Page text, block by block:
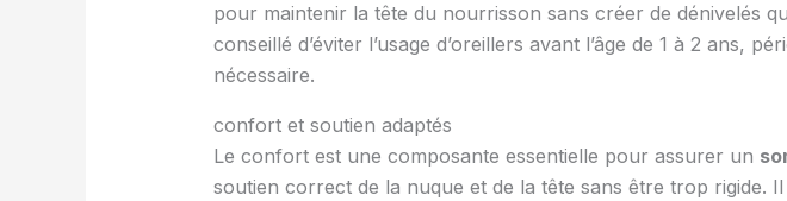
pour maintenir la tête du nourrisson sans créer de dénivelés
conseillé d’éviter l’usage d’oreillers avant l’âge de 1 à 2 ans,
nécessaire.
confort et soutien adaptés
Le confort est une composante essentielle pour assurer un
soutien correct de la nuque et de la tête sans être trop rigide.